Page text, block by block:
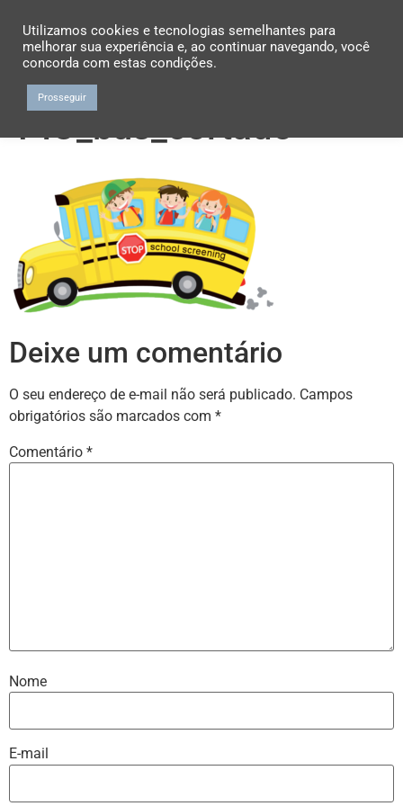
PIO_bus_cortado
Deixe um comentário
O seu endereço de e-mail não será publicado. Campos
obrigatórios são marcados com *
Comentário *
Nome
E-mail
Utilizamos cookies e tecnologias semelhantes para
melhorar sua experiência e, ao continuar navegando, você
concorda com estas condições.
Prosseguir